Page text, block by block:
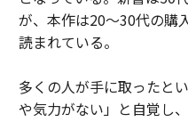
が、本作は20〜30代の購
読まれている。
多くの人が手に取ったと
や気力がない」と自覚し